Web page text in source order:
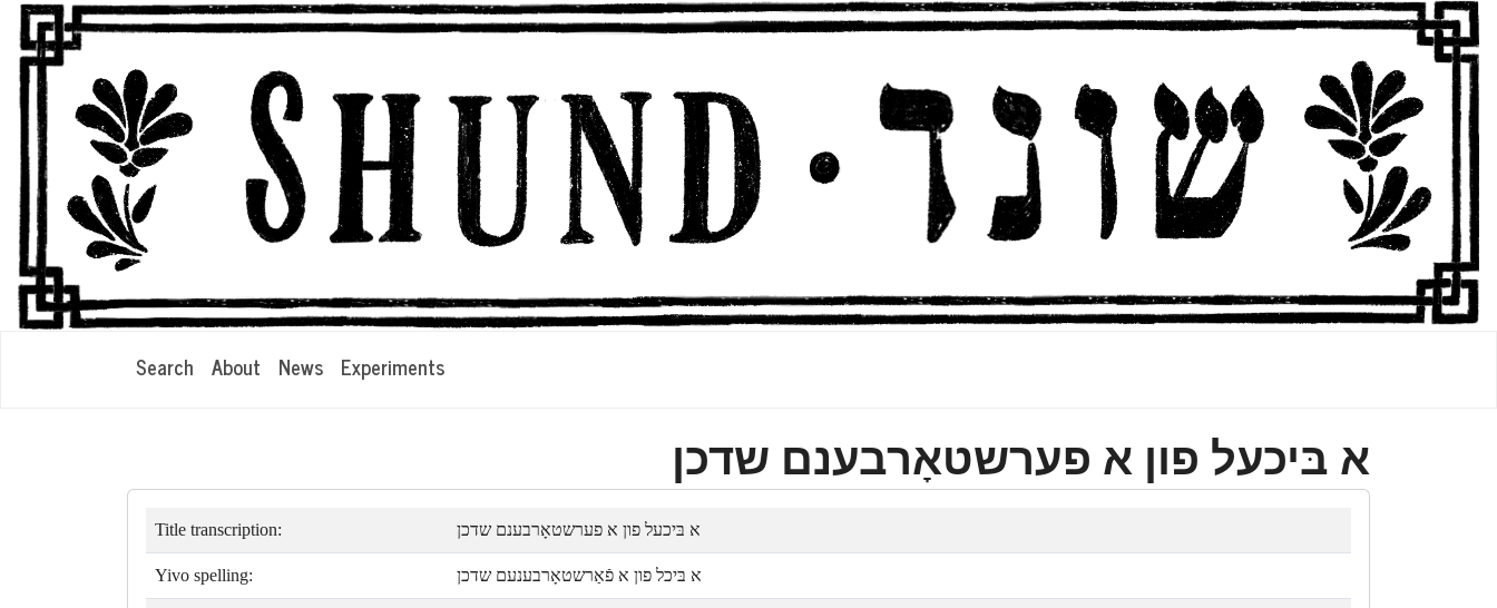
Search About News Experiments
א בּיכעל פון א פערשטאָרבענם שדכן
Title transcription: א בּיכעל פון א פערשטאָרבענם שדכן
Yivo spelling: א בּיכל פון א פֿאַרשטאָרבענעם שדכן